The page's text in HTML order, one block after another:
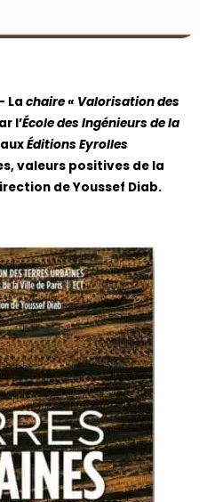
La chaire « Valorisation des
l’École des Ingénieurs de la
Éditions Eyrolles
valeurs positives de la
de Youssef Diab.